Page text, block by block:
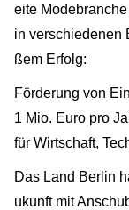
eite
in verschiedenen
ßem Erfolg:
Förderung von
1 Mio. Euro pro
für Wirtschaft,
Das Land Berlin
ukunft mit